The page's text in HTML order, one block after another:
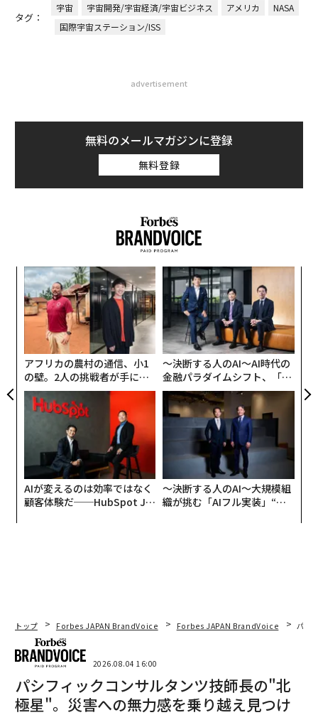
タグ：
宇宙 宇宙開発/宇宙経済/宇宙ビジネス アメリカ
NASA
国際宇宙ステーション/ISS
advertisement
無料のメールマガジンに登録
無料登録
アフリカの農村の通信、小1
の壁。2人の挑戦者が手にし
た「次なる武器」
〜決断する人のAI〜AI時代の
金融パラダイムシフト、「超
個別化」の核心 【MUFG×ウ
ェルスナビ×PwC】
AIが変えるのは効率ではなく
顧客体験だ──HubSpot Ja
〜決断する人のAI〜大規模組
織が挑む「AIフル実装」“使
トップ Forbes JAPAN BrandVoice Forbes JAPAN BrandVoice パシ
2026.08.04 16:00
パシフィックコンサルタンツ技師長の"北
極星"。災害への無力感を乗り越え見つけ